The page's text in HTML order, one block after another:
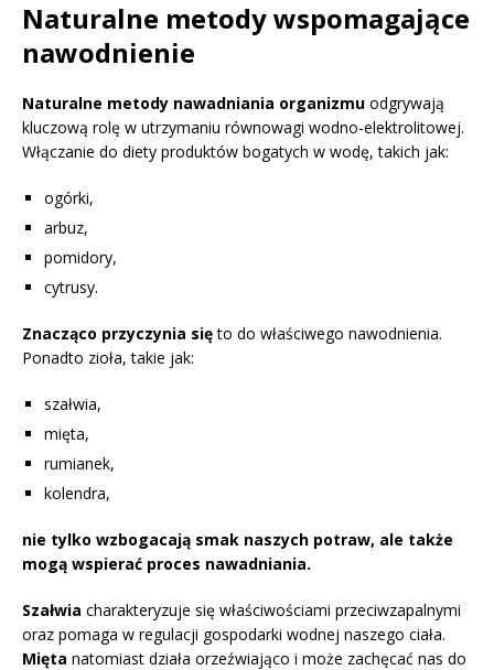
Naturalne metody wspomagające
nawodnienie
Naturalne metody nawadniania organizmu odgrywają
kluczową rolę w utrzymaniu równowagi wodno-elektrolitowej.
Włączanie do diety produktów bogatych w wodę, takich jak:
ogórki,
arbuz,
pomidory,
cytrusy.
Znacząco przyczynia sięto do właściwego nawodnienia.
Ponadto zioła, takie jak:
szałwia,
mięta,
rumianek,
kolendra,
nie tylko wzbogacają smak naszych potraw, ale także
mogą wspierać proces nawadniania.
Szałwia charakteryzuje się właściwościami przeciwzapalnymi
oraz pomaga w regulacji gospodarki wodnej naszego ciała.
Mięta natomiast działa orzeźwiająco i może zachęcać nas do